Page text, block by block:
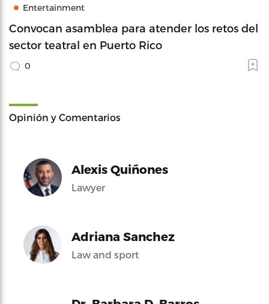
Entertainment
Convocan asamblea para atender los retos del
sector teatral en Puerto Rico
0
Opinión y Comentarios
Alexis Quiñones
Lawyer
Adriana Sanchez
Law and sport